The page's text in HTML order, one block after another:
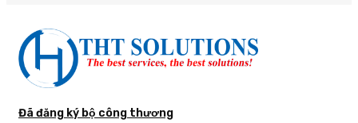
Đã đăng ký bộ công thương